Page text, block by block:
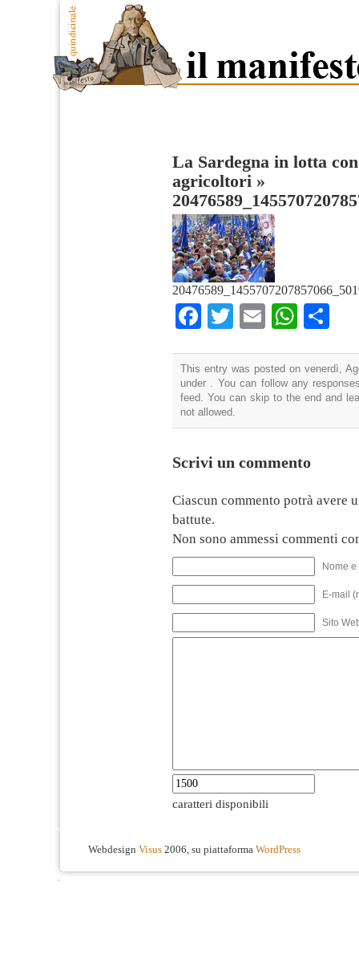
La Sardegna in lotta
agricoltori »
Facebook
TwitterEmail
This entry was posted on venerdì,
under . You can follow any
feed. You can skip to the end and
not allowed.
Scrivi un commento
Ciascun commento potrà avere
battute.
Non sono ammessi commenti
Nome
E-mail
Sito
caratteri disponibili
Webdesign Visus 2006, su piattaforma WordPress